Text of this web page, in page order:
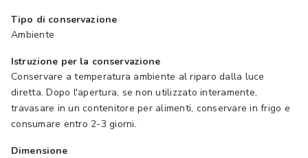
Tipo di conservazione
Ambiente
Istruzione per la conservazione
Conservare a temperatura ambiente al riparo dalla luce
diretta. Dopo l'apertura, se non utilizzato interamente,
travasare in un contenitore per alimenti, conservare in frigo e
consumare entro 2-3 giorni.
Dimensione